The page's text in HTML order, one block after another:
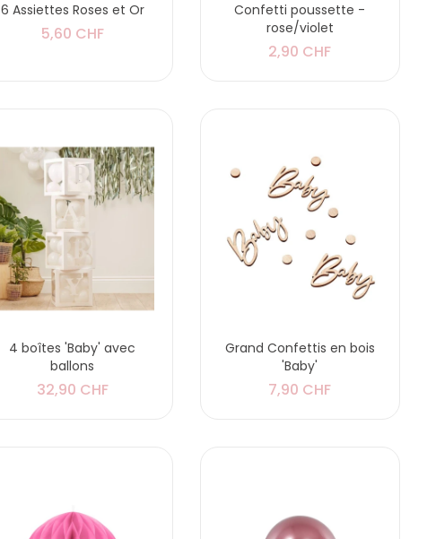
6 Assiettes Roses et Or
5,60 CHF
Confetti poussette -
rose/violet
2,90 CHF
4 boîtes 'Baby' avec
ballons
32,90 CHF
Grand Confettis en bois
'Baby'
7,90 CHF